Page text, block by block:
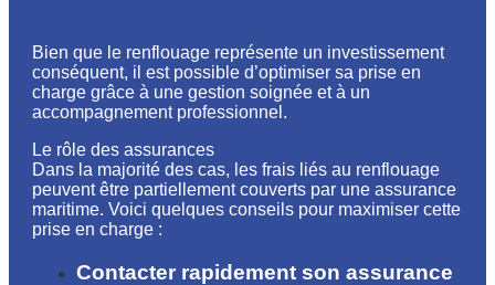
Bien que le renflouage représente un investissement
conséquent, il est possible d’optimiser sa prise en
charge grâce à une gestion soignée et à un
accompagnement professionnel.
Le rôle des assurances
Dans la majorité des cas, les frais liés au renflouage
peuvent être partiellement couverts par une assurance
maritime. Voici quelques conseils pour maximiser cette
prise en charge :
Contacter rapidement son assurance